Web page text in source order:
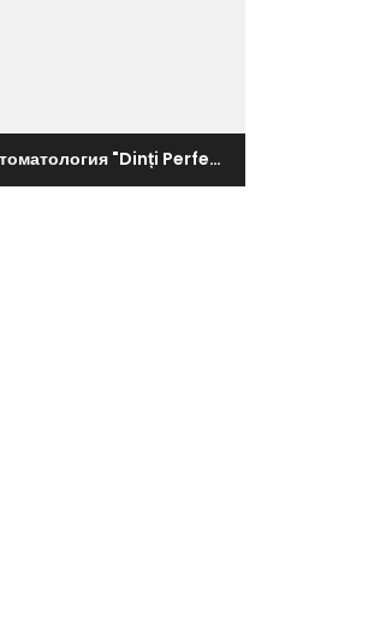
Стоматология "Dinți Perfecți"